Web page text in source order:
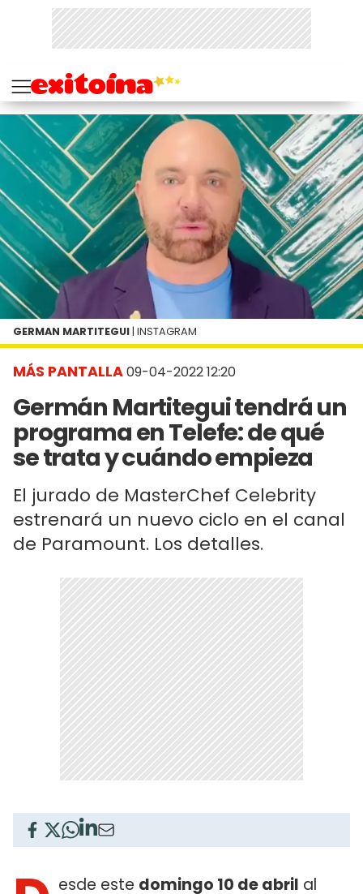
MÁS PANTALLA09-04-2022 12:20
Germán Martitegui tendrá un
programa en Telefe: de qué
se trata y cuándo empieza
El jurado de MasterChef Celebrity
estrenará un nuevo ciclo en el canal
de Paramount. Los detalles.
GERMAN MARTITEGUI | INSTAGRAM
esde este domingo 10 de abril al